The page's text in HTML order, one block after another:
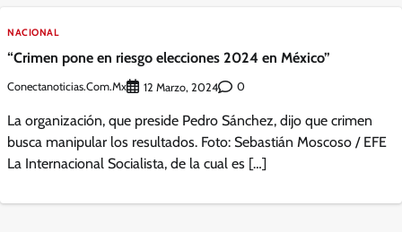
NACIONAL
“Crimen pone en riesgo elecciones 2024 en México”
Conectanoticias.com.mx 12 Marzo, 2024 0
La organización, que preside Pedro Sánchez, dijo que crimen
busca manipular los resultados. Foto: Sebastián Moscoso / EFE
La Internacional Socialista, de la cual es […]